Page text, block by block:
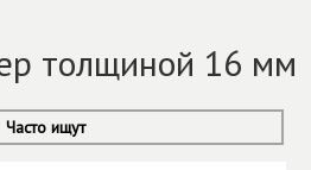
толщиной 16 мм
Часто ищут